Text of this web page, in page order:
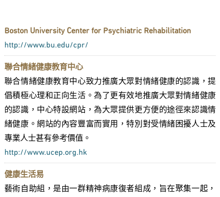
Boston University Center for Psychiatric Rehabilitation
http://www.bu.edu/cpr/
聯合情緒健康教育中心
聯合情緒健康教育中心致力推廣大眾對情緒健康的認識，提
倡積極心理和正向生活。為了更有效地推廣大眾對情緒健康
的認識，中心特設網站，為大眾提供更方便的途徑來認識情
緒健康。網站的內容豐富而實用，特別對受情緒困擾人士及
專業人士甚有參考價值。
http://www.ucep.org.hk
健康生活易
藝術自助組，是由一群精神病康復者組成，旨在聚集一起，